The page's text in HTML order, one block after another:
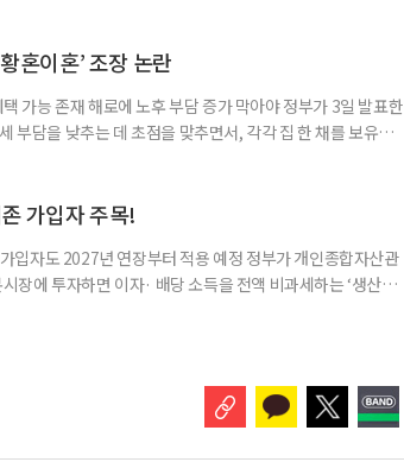
염이 전국적으로 확대되고 장기화한 데 따른 것이다. 기존에
혼이혼’ 조장 논란
가능 존재 해로에 노후 부담 증가 막아야 정부가 3일 발표한
부담을 낮추는 데 초점을 맞추면서, 각각 집 한 채를 보유한
가진 것으로 보지만, 실제 이혼해 주거와 생계를 분
가입자 주목!
입자도 2027년 연장부터 적용 예정 정부가 개인종합자산관
장에 투자하면 이자· 배당 소득을 전액 비과세하는 ‘생산적